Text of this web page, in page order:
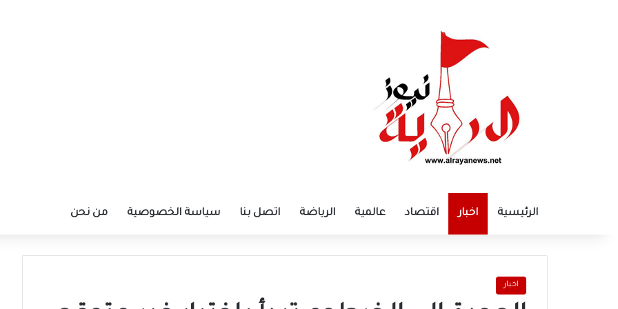
الرئيسية اخبار اقتصاد عالمية الرياضة اتصل بنا سياسة الخصوصية من نحن
اخبار